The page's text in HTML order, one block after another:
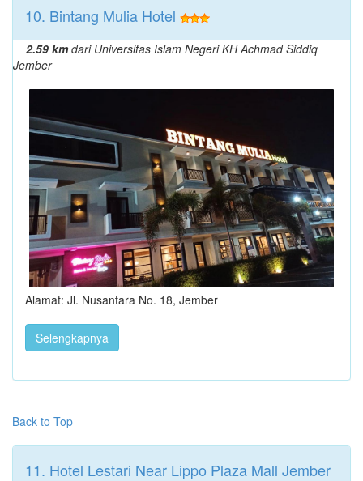
10. Bintang Mulia Hotel
2.59 kmdari Universitas Islam Negeri KH Achmad Siddiq
Jember
Alamat: Jl. Nusantara No. 18, Jember
Selengkapnya
Back to Top
11. Hotel Lestari Near Lippo Plaza Mall Jember